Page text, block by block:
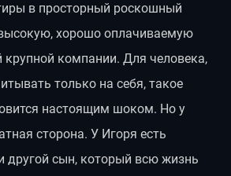
в просторный роскошный
хорошо оплачиваемую
крупной компании. Для человека,
только на себя, такое
настоящим шоком. Но у
сторона. У Игоря есть
другой сын, который всю жизнь